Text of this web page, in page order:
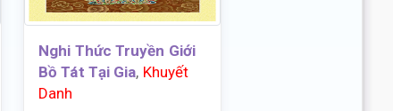
Nghi Thức Truyền Giới
Bồ Tát Tại Gia, Khuyết
Danh